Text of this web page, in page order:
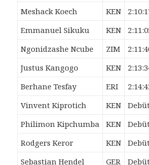
Meshack Koech
KEN
Emmanuel Sikuku
KEN
Ngonidzashe Ncube
ZIM
Justus Kangogo
KEN
Berhane Tesfay
ERI
Vinvent Kiprotich
KEN
Philimon Kipchumba
KEN
Rodgers Keror
KEN
Sebastian Hendel
GER